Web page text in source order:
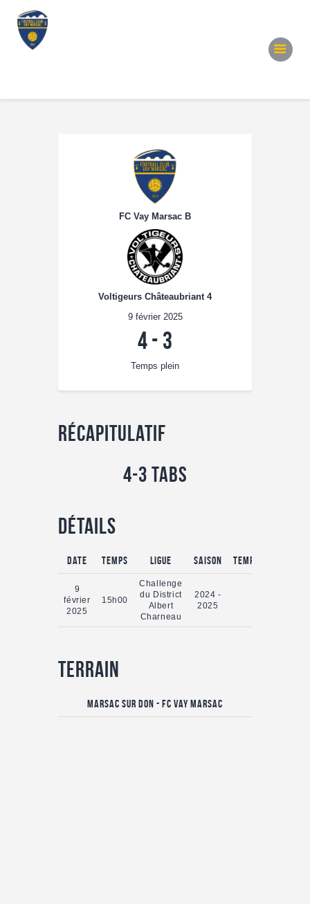
FC Vay Marsac B
Voltigeurs Châteaubriant 4
9 février 2025
4- 3
Temps plein
Récapitulatif
4-3 TABs
Détails
Date Temps Ligue Saison Temps plein
9
février
2025
15h00
Challenge
du District
Albert
Charneau
2024 -
2025
Terrain
Marsac Sur Don - FC Vay Marsac